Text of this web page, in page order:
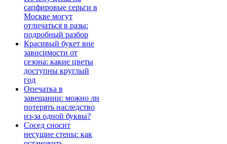
сапфировые серьги в
Москве могут
отличаться в разы:
подробный разбор
Красивый букет вне
зависимости от
сезона: какие цветы
доступны круглый
год
Опечатка в
завещании: можно ли
потерять наследство
из-за одной буквы?
Сосед сносит
несущие стены: как